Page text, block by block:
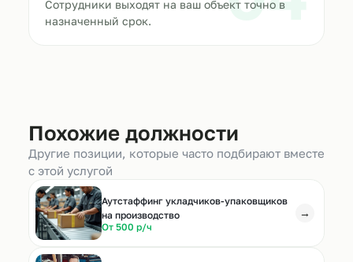
Сотрудники выходят на ваш объект точно в
назначенный срок.
Похожие должности
Другие позиции, которые часто подбирают вместе
с этой услугой
Аутстаффинг укладчиков-упаковщиков
на производство
От 500 р/ч
→